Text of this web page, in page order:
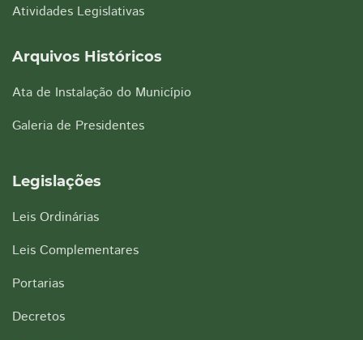
Atividades Legislativas
Arquivos Históricos
Ata de Instalação do Município
Galeria de Presidentes
Legislações
Leis Ordinárias
Leis Complementares
Portarias
Decretos